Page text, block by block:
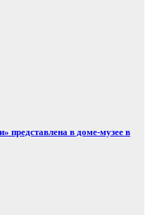
представлена в доме-музее в